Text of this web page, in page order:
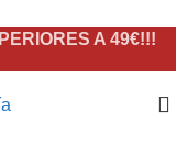
A 49€!!!